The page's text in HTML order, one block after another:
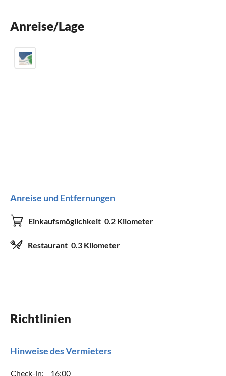
Gäste-WC 1
CD-Spieler
Fernseher
Radio
Satelliten-/Kabel-TV
Waschmaschine
WLAN
DVD-Player
Anreise/Lage
Anreise und Entfernungen
Einkaufsmöglichkeit 0.2 Kilometer
Restaurant 0.3 Kilometer
Richtlinien
Hinweise des Vermieters
Check-in: 16:00